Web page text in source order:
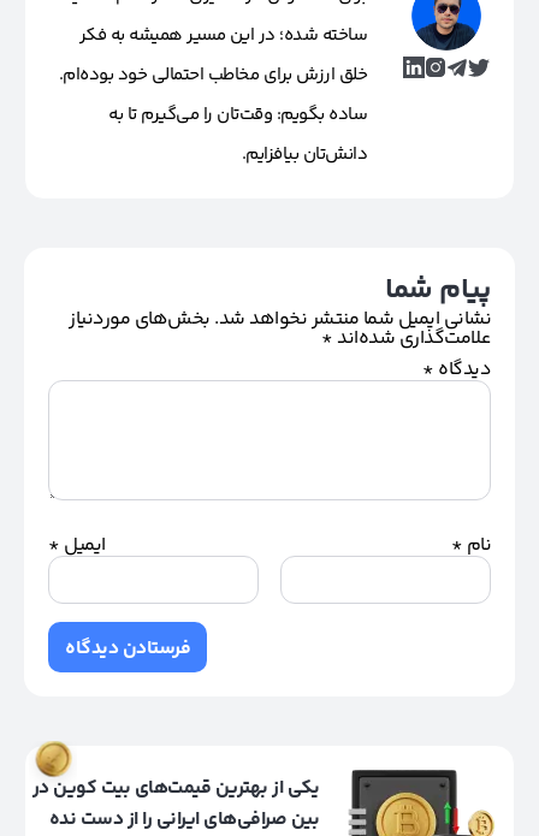
ساخته شده؛ در این مسیر همیشه به فکر
خلق ارزش برای مخاطب احتمالی خود بوده‌ام.
ساده بگویم: وقت‌تان را می‌گیرم تا به
دانش‌تان بیافزایم.
پیام شما
نشانی ایمیل شما منتشر نخواهد شد. بخش‌های موردنیاز
علامت‌گذاری شده‌اند*
دیدگاه *
نام * ایمیل *
یکی از بهترین قیمت‌های بیت کوین در
بین صرافی‌های ایرانی را از دست نده